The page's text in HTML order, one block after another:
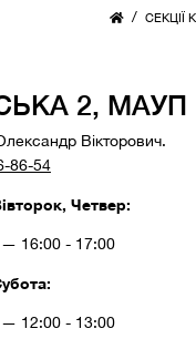
/ СЕКЦІЇ
2, МАУП
Вікторович.
86-54
Четвер:
— 16:00 - 17:00
— 12:00 - 13:00